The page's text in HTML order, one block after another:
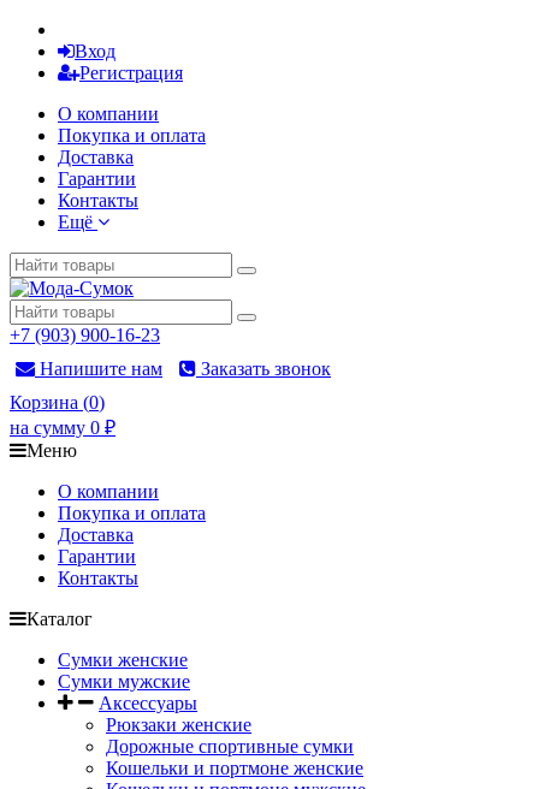
Вход
Регистрация
О компании
Покупка и оплата
Доставка
Гарантии
Контакты
Ещё
+7 (903) 900-16-23
Напишите нам
Заказать звонок
Корзина (0)
на сумму 0 ₽
Меню
О компании
Покупка и оплата
Доставка
Гарантии
Контакты
Каталог
Сумки женские
Сумки мужские
Аксессуары
Рюкзаки женские
Дорожные спортивные сумки
Кошельки и портмоне женские